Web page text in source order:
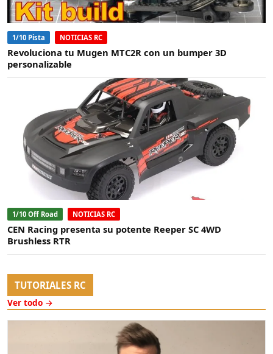
1/10 Pista NOTICIAS RC
Revoluciona tu Mugen MTC2R con un bumper 3D
personalizable
1/10 Off Road NOTICIAS RC
CEN Racing presenta su potente Reeper SC 4WD
Brushless RTR
TUTORIALES RC
Ver todo →